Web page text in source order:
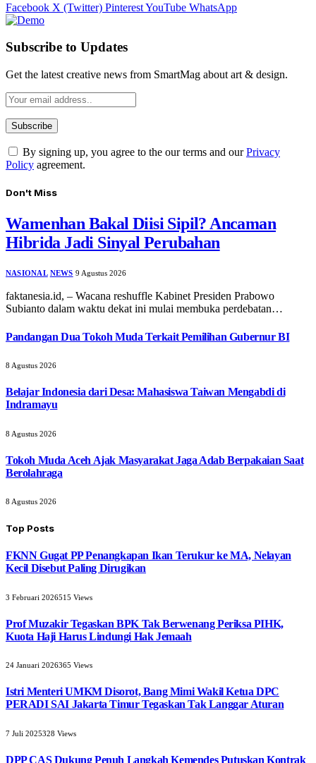
Facebook X (Twitter) PinterestYouTube WhatsApp
Subscribe to Updates
Get the latest creative news from SmartMag about art & design.
By signing up, you agree to the our terms and ourPrivacy
Policy agreement.
Don't Miss
Wamenhan Bakal Diisi Sipil? Ancaman
Hibrida Jadi Sinyal Perubahan
NASIONAL NEWS 9 Agustus 2026
faktanesia.id, – Wacana reshuffle Kabinet Presiden Prabowo
Subianto dalam waktu dekat ini mulai membuka perdebatan…
Pandangan Dua Tokoh Muda Terkait Pemilihan Gubernur BI
8 Agustus 2026
Belajar Indonesia dari Desa: Mahasiswa Taiwan Mengabdi di
Indramayu
8 Agustus 2026
Tokoh Muda Aceh Ajak Masyarakat Jaga Adab Berpakaian Saat
Berolahraga
8 Agustus 2026
Top Posts
FKNN Gugat PP Penangkapan Ikan Terukur ke MA, Nelayan
Kecil Disebut Paling Dirugikan
3 Februari 2026515 Views
Prof Muzakir Tegaskan BPK Tak Berwenang Periksa PIHK,
Kuota Haji Harus Lindungi Hak Jemaah
24 Januari 2026365 Views
Istri Menteri UMKM Disorot, Bang Mimi Wakil Ketua DPC
PERADI SAI Jakarta Timur Tegaskan Tak Langgar Aturan
7 Juli 2025328 Views
DPP CAS Dukung Penuh Langkah Kemendes Putuskan Kontrak